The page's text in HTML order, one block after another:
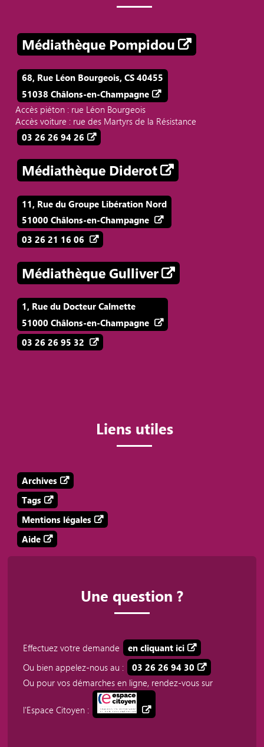
Médiathèque Pompidou
68, Rue Léon Bourgeois, CS 40455
51038 Châlons-en-Champagne
Accès piéton : rue Léon Bourgeois
Accès voiture : rue des Martyrs de la Résistance
03 26 26 94 26
Médiathèque Diderot
11, Rue du Groupe Libération Nord
51000 Châlons-en-Champagne
03 26 21 16 06
Médiathèque Gulliver
1, Rue du Docteur Calmette
51000 Châlons-en-Champagne
03 26 26 95 32
Liens utiles
Archives
Tags
Mentions légales
Aide
Une question ?
Effectuez votre demande
en cliquant ici
Ou bien appelez-nous au :
03 26 26 94 30
Ou pour vos démarches en ligne, rendez-vous sur
l'Espace Citoyen :